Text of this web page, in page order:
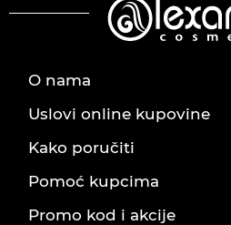
O nama
Uslovi online kupovine
Kako poručiti
Pomoć kupcima
Promo kod i akcije